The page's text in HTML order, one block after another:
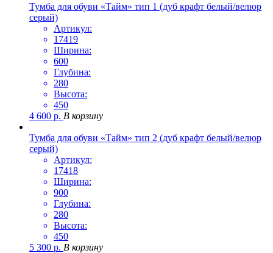
Тумба для обуви «Тайм» тип 1 (дуб крафт белый/велюр
серый)
Артикул:
17419
Ширина:
600
Глубина:
280
Высота:
450
4 600 р. В корзину
Тумба для обуви «Тайм» тип 2 (дуб крафт белый/велюр
серый)
Артикул:
17418
Ширина:
900
Глубина:
280
Высота:
450
5 300 р. В корзину